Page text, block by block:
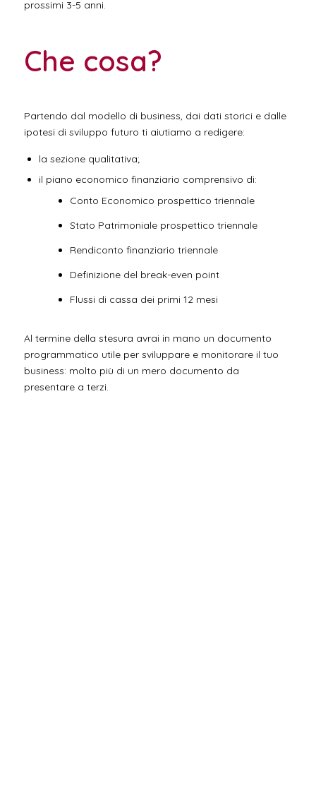
prossimi 3-5 anni.
Che cosa?
Partendo dal modello di business, dai dati storici e dalle
ipotesi di sviluppo futuro ti aiutiamo a redigere:
la sezione qualitativa;
il piano economico finanziario comprensivo di:
Conto Economico prospettico triennale
Stato Patrimoniale prospettico triennale
Rendiconto finanziario triennale
Definizione del break-even point
Flussi di cassa dei primi 12 mesi
Al termine della stesura avrai in mano un documento
programmatico utile per sviluppare e monitorare il tuo
business: molto più di un mero documento da
presentare a terzi.